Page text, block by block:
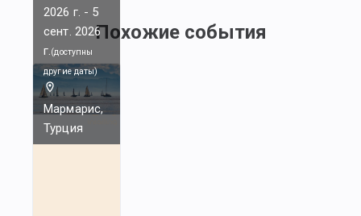
Похожие события
2026 г. - 5
сент. 2026
г.(доступны
другие даты)
Мармарис,
Турция